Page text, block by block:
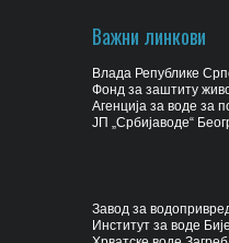
Важни линкови
Влада Републике
Фонд за заштиту
Агенција за воде за
ЈП „Србијаводе“
Завод за
Институт за воде